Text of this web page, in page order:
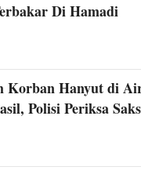
Di Hamadi
Korban Hanyut di
Polisi Periksa